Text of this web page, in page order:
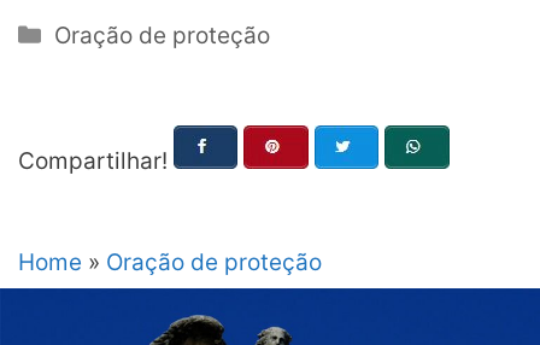
Categorias
Oração de proteção
Compartilhar!
Home » Oração de proteção